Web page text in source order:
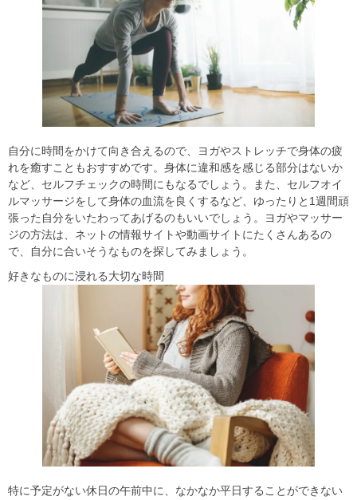
自分に時間をかけて向き合えるので、ヨガやストレッチで身体の疲
れを癒すこともおすすめです。身体に違和感を感じる部分はないか
など、セルフチェックの時間にもなるでしょう。また、セルフオイ
ルマッサージをして身体の血流を良くするなど、ゆったりと1週間頑
張った自分をいたわってあげるのもいいでしょう。ヨガやマッサー
ジの方法は、ネットの情報サイトや動画サイトにたくさんあるの
で、自分に合いそうなものを探してみましょう。
好きなものに浸れる大切な時間
特に予定がない休日の午前中に、なかなか平日することができない